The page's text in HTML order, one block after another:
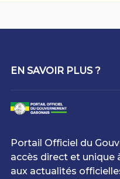
EN SAVOIR PLUS ?
Portail Officiel du
accès direct et
aux actualités